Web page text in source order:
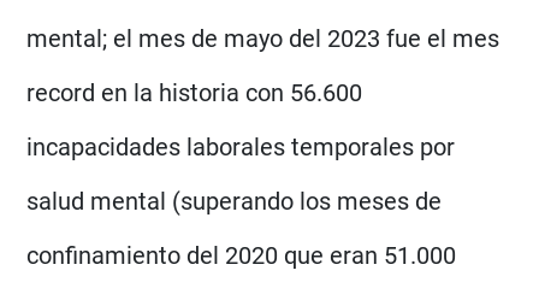
mental; el mes de mayo del 2023 fue el mes
record en la historia con 56.600
incapacidades laborales temporales por
salud mental (superando los meses de
confinamiento del 2020 que eran 51.000